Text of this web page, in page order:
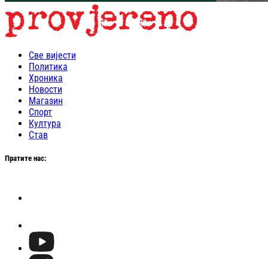
Све вијести
Политика
Хроника
Новости
Магазин
Спорт
Култура
Став
Пратите нас: